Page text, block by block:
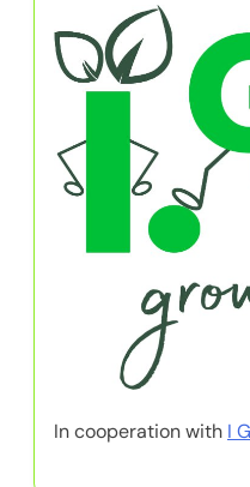
In cooperation with I